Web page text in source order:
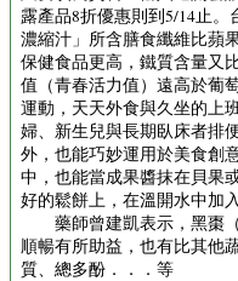
露產品8折優惠則到5/14止
濃縮汁」所含膳食纖維比蘋
保健食品更高，鐵質含量又
值（青春活力值）遠高於葡
運動，天天外食與久坐的上
婦、新生兒與長期臥床者
外，也能巧妙運用於美食創
中，也能當成果醬抹在貝果
好的鬆餅上，在溫開水中加
藥師曾建凱表示，黑棗（
順暢有所助益，也有比其他
質、總多酚．．．等